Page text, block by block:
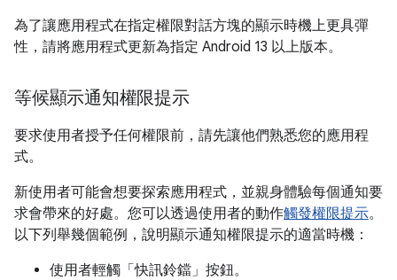
為了讓應用程式在指定權限對話方塊的顯示時機上更具彈
性，請將應用程式更新為指定 Android 13 以上版本。
等候顯示通知權限提示
要求使用者授予任何權限前，請先讓他們熟悉您的應用程
式。
新使用者可能會想要探索應用程式，並親身體驗每個通知要
求會帶來的好處。您可以透過使用者的動作觸發權限提示。
以下列舉幾個範例，說明顯示通知權限提示的適當時機：
使用者輕觸「快訊鈴鐺」按鈕。